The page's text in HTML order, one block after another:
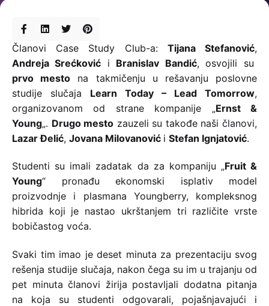
Članovi Case Study Club-a: Tijana Stefanović,
Andreja Srećković i Branislav Bandić, osvojili su
prvo mesto na takmičenju u rešavanju poslovne
studije slučaja Learn Today – Lead Tomorrow,
organizovanom od strane kompanije „Ernst &
Young„. Drugo mesto zauzeli su takođe naši članovi,
Lazar Đelić, Jovana Milovanović i Stefan Ignjatović.
Studenti su imali zadatak da za kompaniju „Fruit &
Young“ pronađu ekonomski isplativ model
proizvodnje i plasmana Youngberry, kompleksnog
hibrida koji je nastao ukrštanjem tri različite vrste
bobičastog voća.
Svaki tim imao je deset minuta za prezentaciju svog
rešenja studije slučaja, nakon čega su im u trajanju od
pet minuta članovi žirija postavljali dodatna pitanja
na koja su studenti odgovarali, pojašnjavajući i